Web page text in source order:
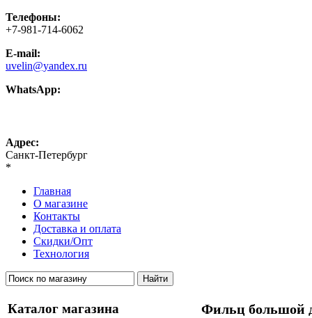
Телефоны:
+7-981-714-6062
E-mail:
uvelin@yandex.ru
WhatsApp:
Адрес:
Санкт-Петербург
*
Главная
О магазине
Контакты
Доставка и оплата
Скидки/Опт
Технология
Каталог магазина Фильц большой